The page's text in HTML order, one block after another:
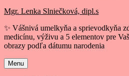
Mgr. Lenka Slniečková, dipl.s
✨ Vášnivá umelkyňa a sprievodkyňa
medicínu, výživu a 5 elementov pre
obrazy podľa dátumu narodenia
Menu